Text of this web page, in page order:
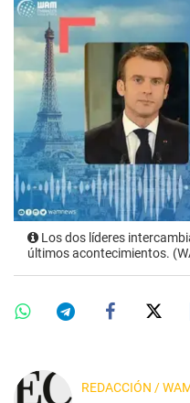
Los dos líderes
últimos acontecimientos.
REDACCIÓN /